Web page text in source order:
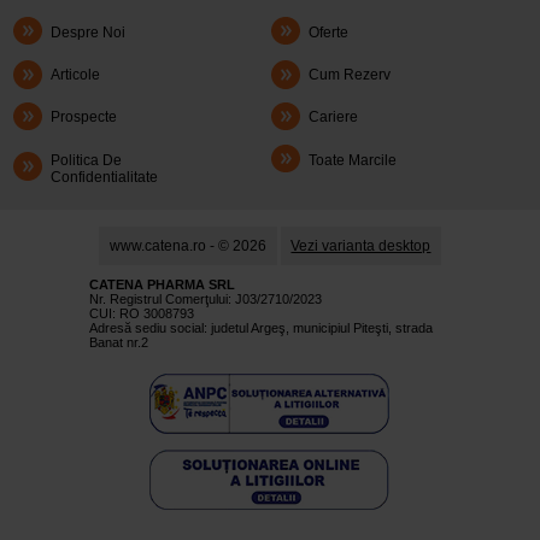
Despre Noi Oferte
Articole Cum Rezerv
Prospecte Cariere
Politica De
Confidentialitate
Toate Marcile
www.catena.ro - © 2026 Vezi varianta desktop
CATENA PHARMA SRL
Nr. Registrul Comerţului: J03/2710/2023
CUI: RO 3008793
Adresă sediu social: judetul Argeş, municipiul Piteşti, strada
Banat nr.2